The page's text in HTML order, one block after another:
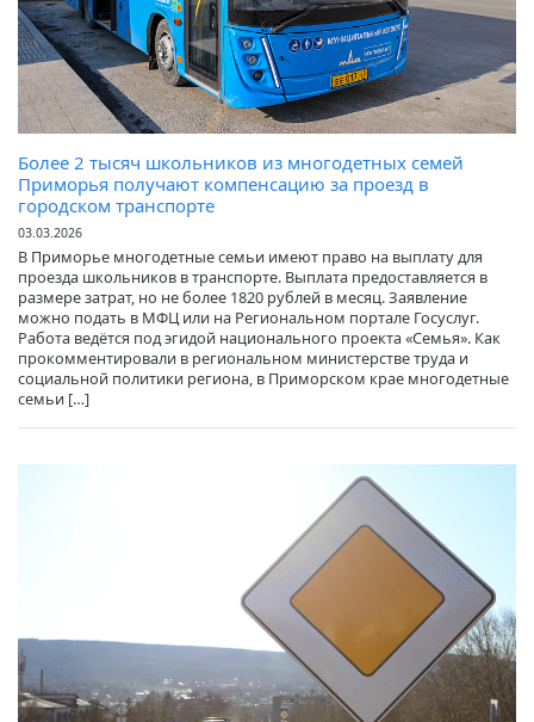
Более 2 тысяч школьников из многодетных семей
Приморья получают компенсацию за проезд в
городском транспорте
03.03.2026
В Приморье многодетные семьи имеют право на выплату для
проезда школьников в транспорте. Выплата предоставляется в
размере затрат, но не более 1820 рублей в месяц. Заявление
можно подать в МФЦ или на Региональном портале Госуслуг.
Работа ведётся под эгидой национального проекта «Семья». Как
прокомментировали в региональном министерстве труда и
социальной политики региона, в Приморском крае многодетные
семьи […]